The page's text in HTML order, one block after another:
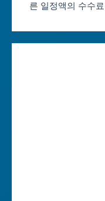
대구축제 일정
인천축제 일정
른 일정액의 수수